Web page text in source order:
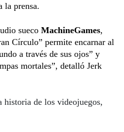
la prensa.
sueco MachineGames,
Círculo” permite encarnar al
a través de sus ojos” y
mortales”, detalló Jerk
historia de los videojuegos,